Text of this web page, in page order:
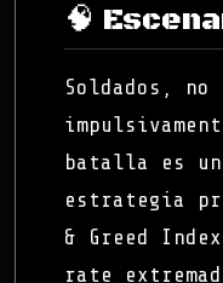
🧠
Soldados, no
batalla es
estrategia
& Greed
rate